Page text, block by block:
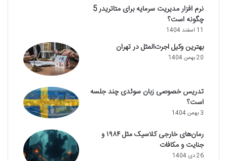
نرم افزار مدیریت سرمایه برای متاتریدر 5
چگونه است؟
11 اسفند 1404
بهترین وکیل اجرت‌المثل در تهران
20 بهمن 1404
تدریس خصوصی زبان سوئدی چند جلسه
است؟
3 بهمن 1404
رمان‌های خارجی کلاسیک مثل ۱۹۸۴ و
جنایت و مکافات
26 دی 1404